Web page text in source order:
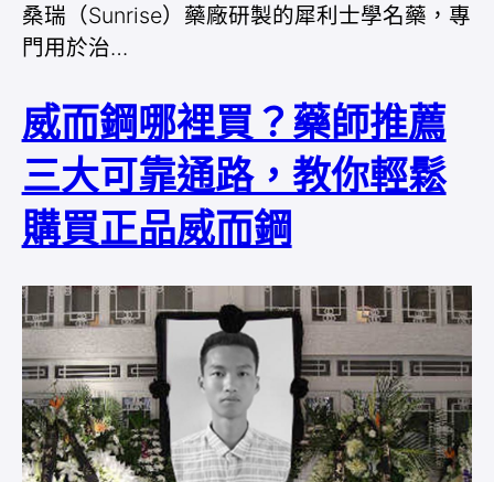
桑瑞（Sunrise）藥廠研製的犀利士學名藥，專
門用於治…
威而鋼哪裡買？藥師推薦
三大可靠通路，教你輕鬆
購買正品威而鋼